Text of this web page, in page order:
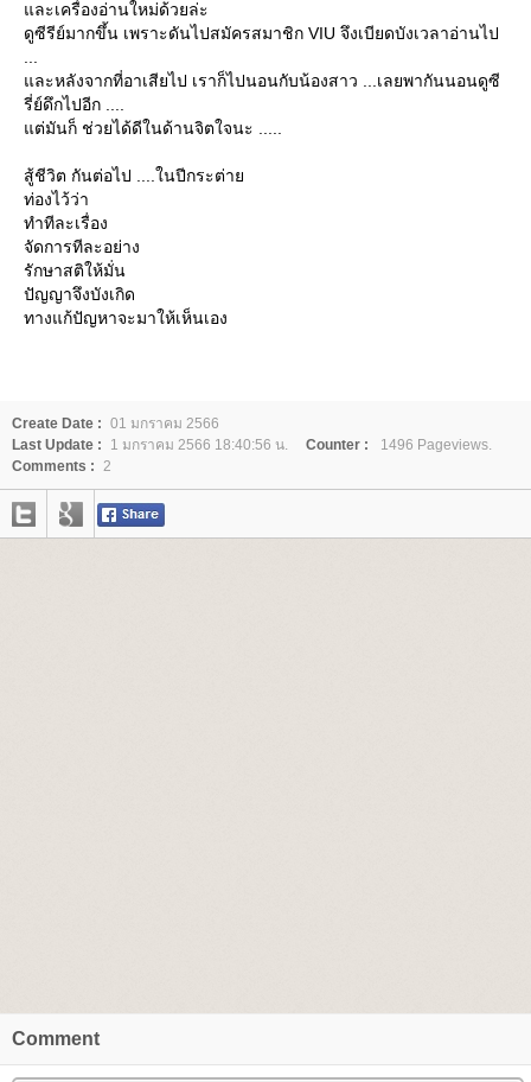
ละเครื่่องอ่านใหม่ด้วยล่ะ
ดูซีรีย์มากขึ้น เพราะดันไปสมัครสมาชิก VIU จึงเบียดบังเวลาอ่านไป
ละหลังจากที่อาเสียไป เราก็ไปนอนกับน้องสาว ...เลยพากันนอนดูซี
รี่ย์ดึกไปอีก ....
ต่มันก็ ช่วยได้ดีในด้านจิตใจนะ .....
สู้ชีวิต กันต่อไป ....ในปีกระต่า
ท่องไว้ว่า
ทำทีละเรื่อง
จัดการทีละอย่าง
รักษาสติให้มั่น
ปัญญาจึงบังเกิด
ทางแก้ปัญหาจะมาให้เห็นเอง
Create Date : 01 มกราคม 2566
Last Update :
1 มกราคม 2566 18:40:56 น. Counter :
1496 Pageviews.
Comments : 2
Comment